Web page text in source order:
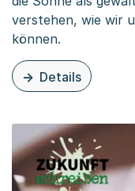
verstehen, wie wir
können.
Details
zu diesem Inhalt: